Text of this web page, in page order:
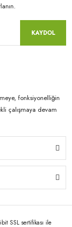
KAYDOL
fonksiyonelliğin
çalışmaya devam
SSL sertifikası ile